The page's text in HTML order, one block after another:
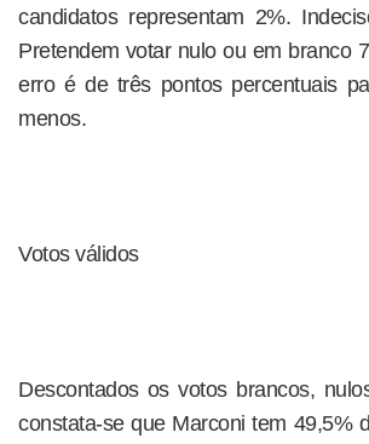
candidatos representam 2%.
Pretendem votar nulo ou em branco
erro é de três pontos percentuais
menos.
Votos válidos
Descontados os votos brancos,
constata-se que Marconi tem 49,5%